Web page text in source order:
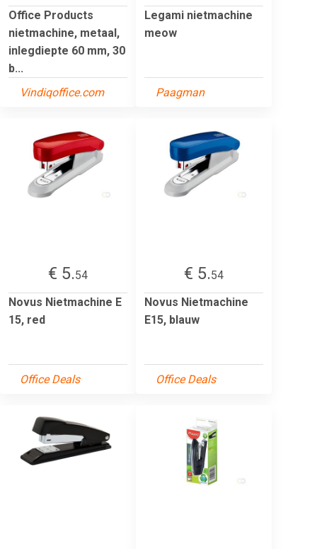
Office Products
nietmachine, metaal,
inlegdiepte 60 mm, 30
b...
Vindiqoffice.com
Legami nietmachine
meow
Paagman
€ 5.54
Novus Nietmachine E
15, red
Office Deals
€ 5.54
Novus Nietmachine
E15, blauw
Office Deals